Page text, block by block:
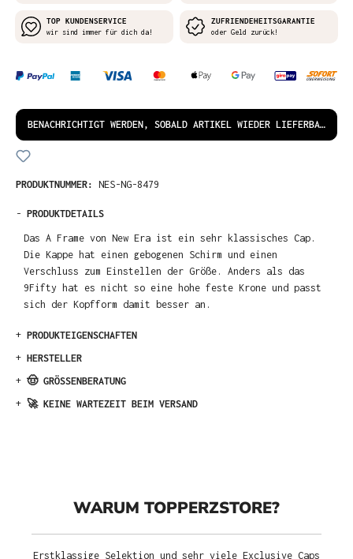
TOP KUNDENSERVICE
wir sind immer für dich da!
ZUFRIENDEHEITSGARANTIE
oder Geld zurück!
BENACHRICHTIGT WERDEN, SOBALD ARTIKEL WIEDER LIEFERBAR IST!
PRODUKTNUMMER: NES-NG-8479
- PRODUKTDETAILS
Das A Frame von New Era ist ein sehr klassisches Cap.
Die Kappe hat einen gebogenen Schirm und einen
Verschluss zum Einstellen der Größe. Anders als das
9Fifty hat es nicht so eine hohe feste Krone und passt
sich der Kopfform damit besser an.
+ PRODUKTEIGENSCHAFTEN
+ HERSTELLER
+ 🤠 GRÖSSENBERATUNG
+ 🚀 KEINE WARTEZEIT BEIM VERSAND
WARUM TOPPERZSTORE?
Erstklassige Selektion und sehr viele Exclusive Caps